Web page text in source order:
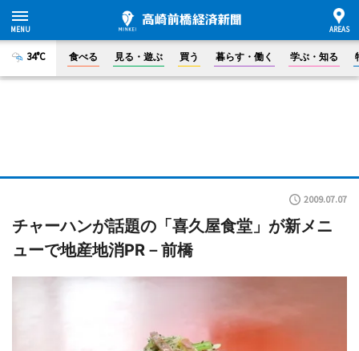
34°C 食べる 見る・遊ぶ 買う 暮らす・働く 学ぶ・知る
2009.07.07
チャーハンが話題の「喜久屋食堂」が新メニ
ューで地産地消PR－前橋